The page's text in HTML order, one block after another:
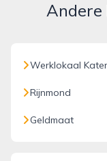
Andere
Werklokaal
Rijnmond
Geldmaat